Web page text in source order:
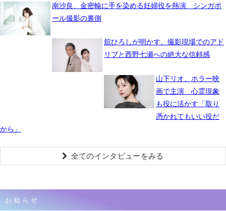
南沙良、金密輸に手を染める妊婦役を熱演 シンガポ
ール撮影の裏側
舘ひろしが明かす、撮影現場でのアド
リブと西野七瀬への絶大な信頼感
山下リオ、ホラー映
画で主演 心霊現象
も役に活かす「取り
憑かれてもいい役だ
から」
全てのインタビューをみる
お知らせ